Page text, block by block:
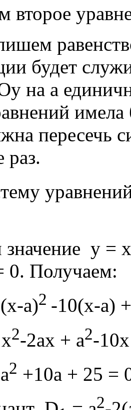
второе
будет
на а
пересечь
раз.
значение у =
0. Получаем:
а)2 -10(х-а)
2-2ах + а2-
2 +10а + 25 =
2